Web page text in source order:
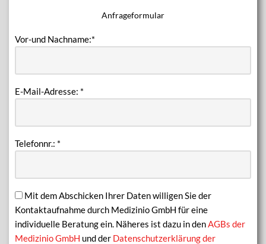
Anfrageformular
Vor-und Nachname:*
E-Mail-Adresse: *
Telefonnr.: *
Mit dem Abschicken Ihrer Daten willigen Sie der
Kontaktaufnahme durch Medizinio GmbH für eine
individuelle Beratung ein. Näheres ist dazu in denAGBs der
Medizinio GmbH und der Datenschutzerklärung der